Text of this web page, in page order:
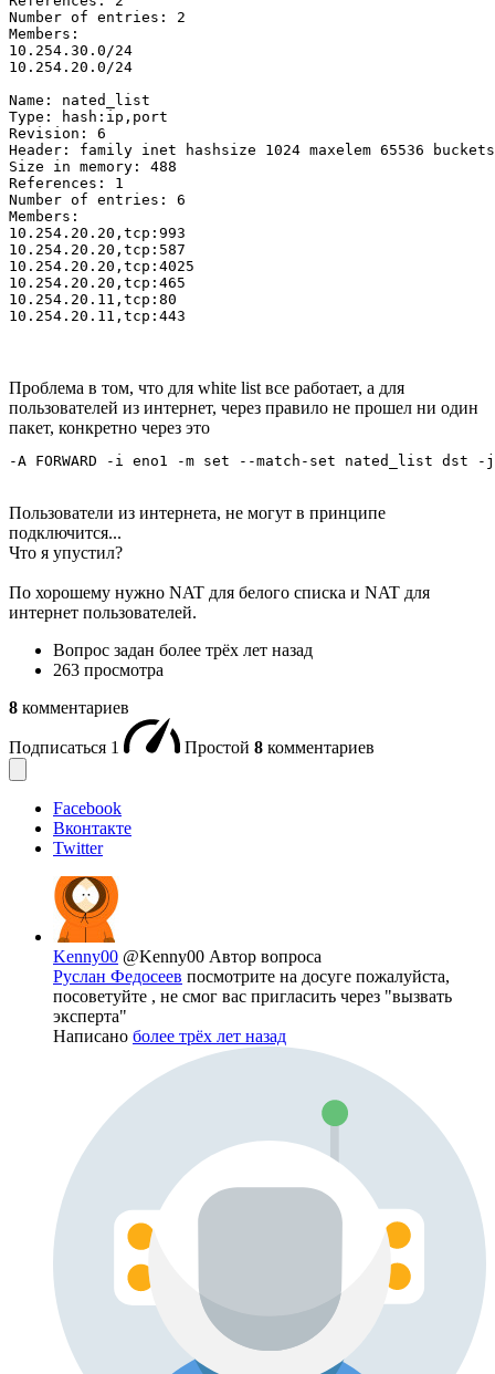
Number of entries: 2
Members:
10.254.30.0/24
10.254.20.0/24
Name: nated_list
Type: hash:ip,port
Revision: 6
Header: family inet hashsize 1024 maxelem 65536
Size in memory: 488
References: 1
Number of entries: 6
Members:
10.254.20.20,tcp:993
10.254.20.20,tcp:587
10.254.20.20,tcp:4025
10.254.20.20,tcp:465
10.254.20.11,tcp:80
10.254.20.11,tcp:443
Проблема в том, что для white list все работает, а для
пользователей из интернет, через правило не прошел ни один
пакет, конкретно через это
-A FORWARD -i eno1 -m set --match-set nated_list dst -j
Пользователи из интернета, не могут в принципе
подключится...
Что я упустил?
По хорошему нужно NAT для белого списка и NAT для
интернет пользователей.
Вопрос задан более трёх лет назад
263 просмотра
8 комментариев
Подписаться 1 Простой 8 комментариев
Facebook
Вконтакте
Twitter
Kenny00 @Kenny00 Автор вопроса
Руслан Федосеев посмотрите на досуге пожалуйста,
посоветуйте , не смог вас пригласить через "вызвать
эксперта"
Написано более трёх лет назад